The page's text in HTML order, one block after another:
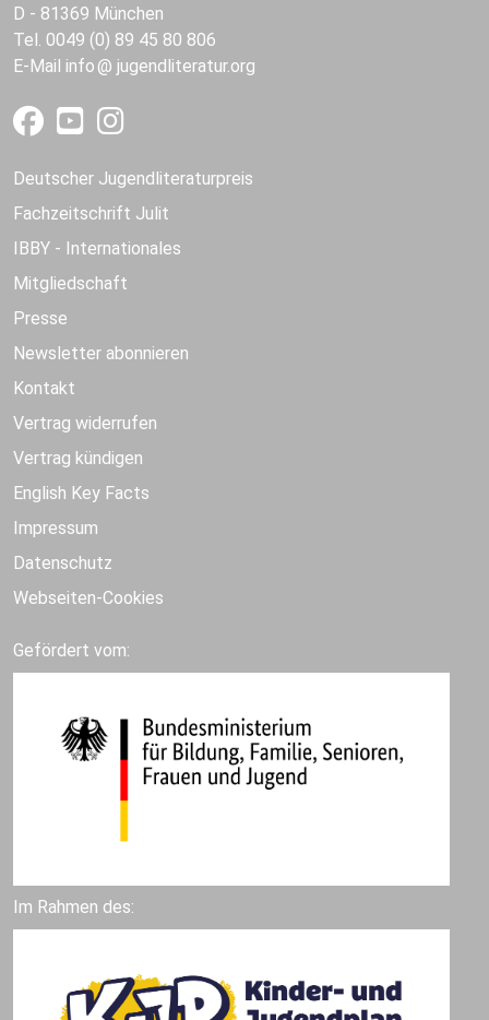
D - 81369 München
Tel. 0049 (0) 89 45 80 806
E-Mail info jugendliteratur.org
Deutscher Jugendliteraturpreis
Fachzeitschrift Julit
IBBY - Internationales
Mitgliedschaft
Presse
Newsletter abonnieren
Kontakt
Vertrag widerrufen
Vertrag kündigen
English Key Facts
Impressum
Datenschutz
Webseiten-Cookies
Gefördert vom:
Im Rahmen des: